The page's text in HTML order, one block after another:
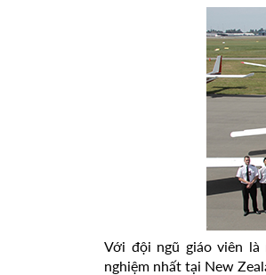
Với đội ngũ giáo viên
nghiệm nhất tại New